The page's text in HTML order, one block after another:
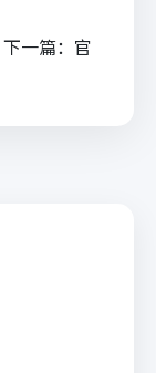
下一篇： 官